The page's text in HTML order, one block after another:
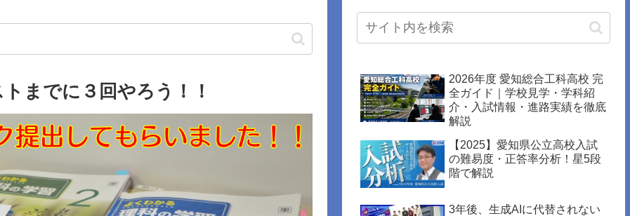
までに３回やろう！！
2026年度 愛知総合工科高校 完
全ガイド｜学校見学・学科紹
介・入試情報・進路実績を徹底
解説
【2025】愛知県公立高校入試
の難易度・正答率分析！星5段
階で解説
3年後、生成AIに代替されない